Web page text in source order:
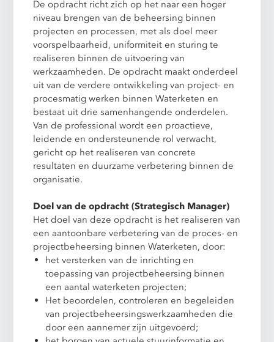
De opdracht richt zich op het naar een hoger
niveau brengen van de beheersing binnen
projecten en processen, met als doel meer
voorspelbaarheid, uniformiteit en sturing te
realiseren binnen de uitvoering van
werkzaamheden. De opdracht maakt onderdeel
uit van de verdere ontwikkeling van project- en
procesmatig werken binnen Waterketen en
bestaat uit drie samenhangende onderdelen.
Van de professional wordt een proactieve,
leidende en ondersteunende rol verwacht,
gericht op het realiseren van concrete
resultaten en duurzame verbetering binnen de
organisatie.
Doel van de opdracht (Strategisch Manager)
Het doel van deze opdracht is het realiseren van
een aantoonbare verbetering van de proces- en
projectbeheersing binnen Waterketen, door:
het versterken van de inrichting en
toepassing van projectbeheersing binnen
een aantal waterketen projecten;
Het beoordelen, controleren en begeleiden
van projectbeheersingswerkzaamheden die
door een aannemer zijn uitgevoerd;